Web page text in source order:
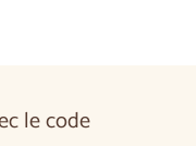
le code